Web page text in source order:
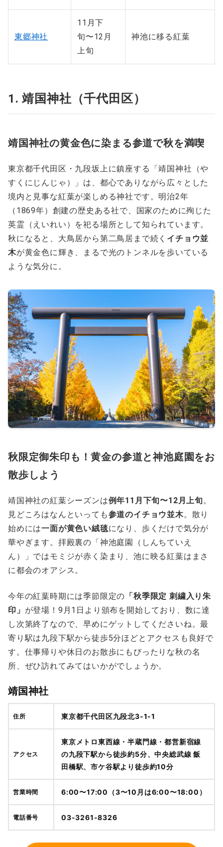
東郷神社
11月下
旬〜12月
上旬
神池に移る紅葉
1. 靖国神社（千代田区）
靖国神社の黄金色に染まる参道で秋を満喫
東京都千代田区・九段坂上に鎮座する「靖国神社（や
すくにじんじゃ）」は、都心でありながら広々とした
境内と見事な紅葉が楽しめる神社です。明治2年
（1869年）創建の歴史ある社で、国家のために殉じた
英霊（えいれい）を祀る場所として知られています。
秋になると、大鳥居から第二鳥居まで続く イチョウ並
木が黄金色に輝き、まるで光のトンネルを歩いている
ような気分に。
秋限定御朱印も！黄金の参道と神池庭園をお
散歩しよう
靖国神社の紅葉シーズンは例年11月下旬〜12月上旬。
見どころはなんといっても参道のイチョウ並木。散り
始めには一面が黄色い絨毯になり、歩くだけで気分が
華やぎます。拝殿裏の「神池庭園（しんちていえ
ん）」ではモミジが赤く染まり、池に映る紅葉はまさ
に都会のオアシス。
今年の紅葉時期には季節限定の 「秋季限定 刺繍入り朱
印」 が登場！9月1日より頒布を開始しており、数に達
し次第終了なので、早めにゲットしてくださいね。最
寄り駅は九段下駅から徒歩5分ほどとアクセスも良好で
す。仕事帰りや休日のお散歩にもぴったりな秋の名
所、ぜひ訪れてみてはいかがでしょうか。
靖国神社
住所 東京都千代田区九段北3-1-1
アクセス
東京メトロ東西線・半蔵門線・都営新宿線
の九段下駅から徒歩約5分、中央総武線 飯
田橋駅、市ケ谷駅より徒歩約10分
営業時間 6:00〜17:00（3〜10月は6:00〜18:00）
電話番号 03-3261-8326